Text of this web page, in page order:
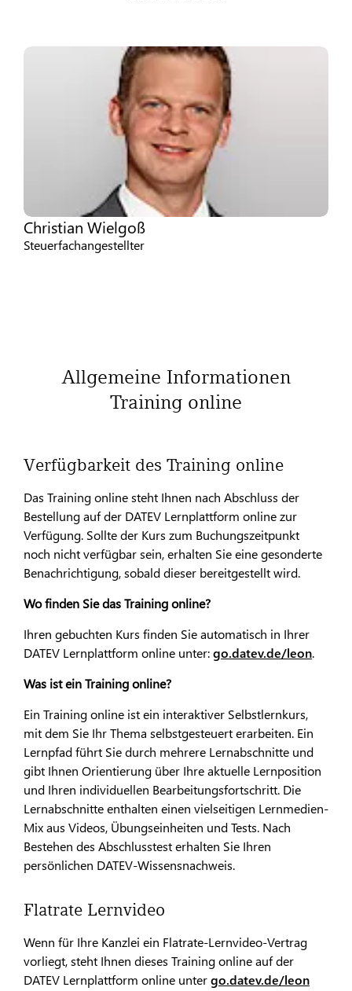
Christian Wielgoß
Steuerfachangestellter
Allgemeine Informationen
Training online
Verfügbarkeit des Training online
Das Training online steht Ihnen nach Abschluss der
Bestellung auf der DATEV Lernplattform online zur
Verfügung. Sollte der Kurs zum Buchungszeitpunkt
noch nicht verfügbar sein, erhalten Sie eine gesonderte
Benachrichtigung, sobald dieser bereitgestellt wird.
Wo finden Sie das Training online?
Ihren gebuchten Kurs finden Sie automatisch in Ihrer
DATEV Lernplattform online unter:go.datev.de/leon.
Was ist ein Training online?
Ein Training online ist ein interaktiver Selbstlernkurs,
mit dem Sie Ihr Thema selbstgesteuert erarbeiten. Ein
Lernpfad führt Sie durch mehrere Lernabschnitte und
gibt Ihnen Orientierung über Ihre aktuelle Lernposition
und Ihren individuellen Bearbeitungsfortschritt. Die
Lernabschnitte enthalten einen vielseitigen Lernmedien-
Mix aus Videos, Übungseinheiten und Tests. Nach
Bestehen des Abschlusstest erhalten Sie Ihren
persönlichen DATEV-Wissensnachweis.
Flatrate Lernvideo
Wenn für Ihre Kanzlei ein Flatrate-Lernvideo-Vertrag
vorliegt, steht Ihnen dieses Training online auf der
DATEV Lernplattform online untergo.datev.de/leon